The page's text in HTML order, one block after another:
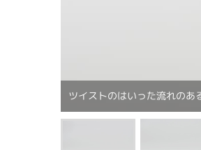
ツイストのはいった流れのあ